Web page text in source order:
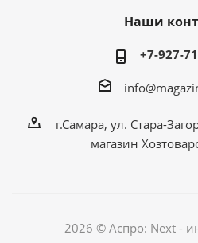
Наши
+7-927-
г.Самара, ул. Стара-
магазин
2026 © Аспро: Next -